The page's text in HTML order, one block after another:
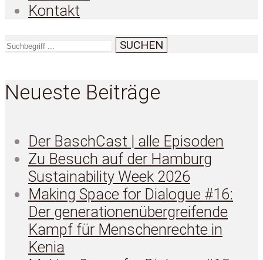
Kontakt
SUCHEN
Neueste Beiträge
Der BaschCast | alle Episoden
Zu Besuch auf der Hamburg
Sustainability Week 2026
Making Space for Dialogue #16:
Der generationenübergreifende
Kampf für Menschenrechte in
Kenia